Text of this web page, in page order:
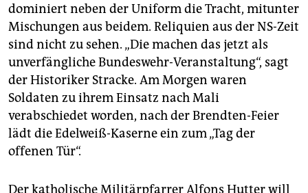
dominiert neben der Uniform die Tracht, mitunter
Mischungen aus beidem. Reliquien aus der NS-Zeit
sind nicht zu sehen. „Die machen das jetzt als
unverfängliche Bundeswehr-Veranstaltung“, sagt
der Historiker Stracke. Am Morgen waren
Soldaten zu ihrem Einsatz nach Mali
verabschiedet worden, nach der Brendten-Feier
lädt die Edelweiß-Kaserne ein zum „Tag der
offenen Tür“.
Der katholische Militärpfarrer Alfons Hutter will